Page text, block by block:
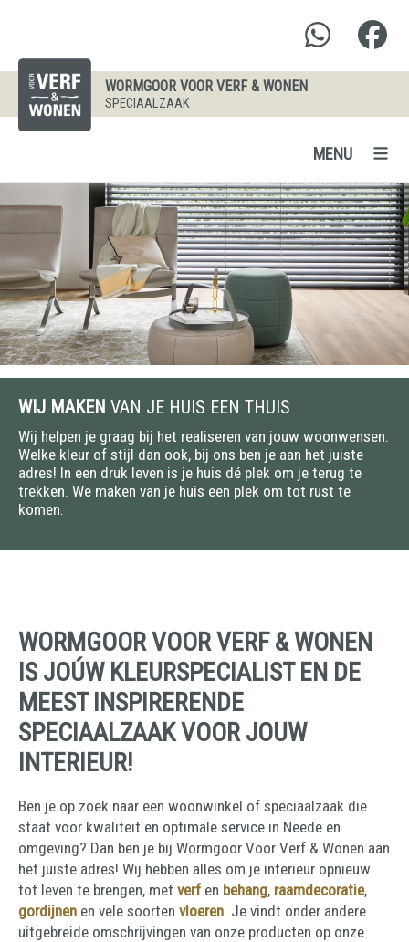
WORMGOOR VOOR VERF & WONEN
SPECIAALZAAK
MENU
WIJ MAKEN VAN JE HUIS EEN THUIS
Wij helpen je graag bij het realiseren van jouw woonwensen.
Welke kleur of stijl dan ook, bij ons ben je aan het juiste
adres! In een druk leven is je huis dé plek om je terug te
trekken. We maken van je huis een plek om tot rust te
komen.
WORMGOOR VOOR VERF & WONEN
IS JOÚW KLEURSPECIALIST EN DE
MEEST INSPIRERENDE
SPECIAALZAAK VOOR JOUW
INTERIEUR!
Ben je op zoek naar een woonwinkel of speciaalzaak die
staat voor kwaliteit en optimale service in Neede en
omgeving? Dan ben je bij Wormgoor Voor Verf & Wonen aan
het juiste adres! Wij hebben alles om je interieur opnieuw
tot leven te brengen, met verfen behang, raamdecoratie,
gordijnen en vele soorten vloeren. Je vindt onder andere
uitgebreide omschrijvingen van onze producten op onze